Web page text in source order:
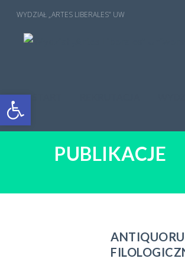
Open toolbar
PUBLIKACJE